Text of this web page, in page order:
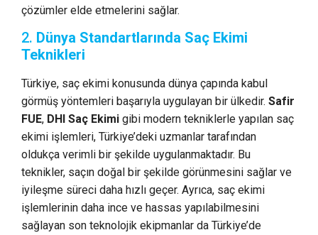
çözümler elde etmelerini sağlar.
2. Dünya Standartlarında Saç Ekimi
Teknikleri
Türkiye, saç ekimi konusunda dünya çapında kabul
görmüş yöntemleri başarıyla uygulayan bir ülkedir. Safir
FUE, DHI Saç Ekimi gibi modern tekniklerle yapılan saç
ekimi işlemleri, Türkiye’deki uzmanlar tarafından
oldukça verimli bir şekilde uygulanmaktadır. Bu
teknikler, saçın doğal bir şekilde görünmesini sağlar ve
iyileşme süreci daha hızlı geçer. Ayrıca, saç ekimi
işlemlerinin daha ince ve hassas yapılabilmesini
sağlayan son teknolojik ekipmanlar da Türkiye’de